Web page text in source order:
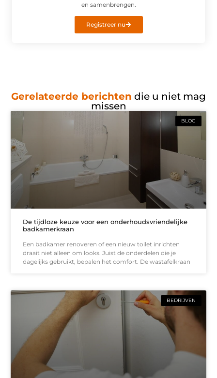
en samenbrengen.
Registreer nu
Gerelateerde berichten die u niet mag
missen
BLOG
De tijdloze keuze voor een onderhoudsvriendelijke
badkamerkraan
Een badkamer renoveren of een nieuw toilet inrichten
draait niet alleen om looks. Juist de onderdelen die je
dagelijks gebruikt, bepalen het comfort. De wastafelkraan
BEDRIJVEN